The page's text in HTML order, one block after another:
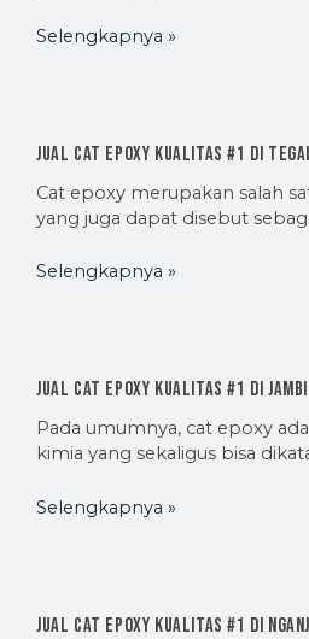
Selengkapnya »
Jual Cat Epoxy Kualitas #1 di
Cat epoxy merupakan salah
yang juga dapat disebut
Selengkapnya »
Jual Cat Epoxy Kualitas #1 di
Pada umumnya, cat epoxy
kimia yang sekaligus bisa
Selengkapnya »
Jual Cat Epoxy Kualitas #1 di